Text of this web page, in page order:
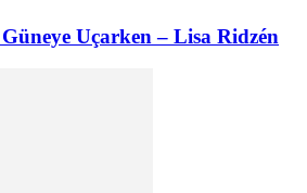
Uçarken – Lisa Ridzén